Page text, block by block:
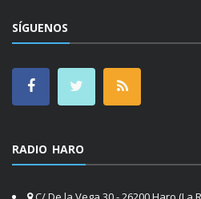
SÍGUENOS
RADIO HARO